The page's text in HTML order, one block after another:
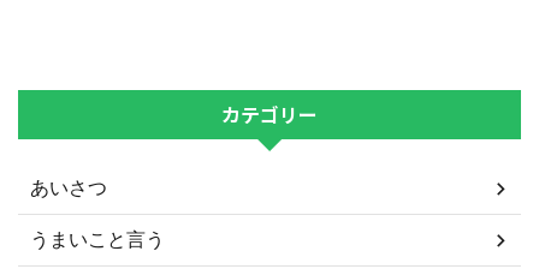
カテゴリー
あいさつ
うまいこと言う